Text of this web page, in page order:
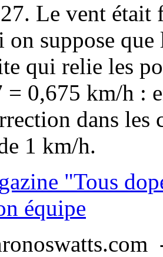
Le vent était
on suppose
qui relie les
= 0,675 km/h :
dans les
1 km/h.
"Tous
équipe